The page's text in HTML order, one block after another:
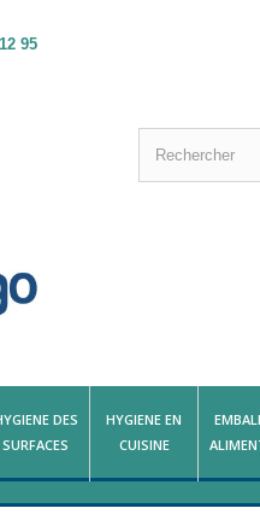
95
DES
SURFACES
HYGIENE EN
CUISINE